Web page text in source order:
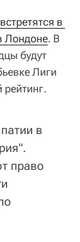
в
Лондоне. В
будут
Лиги
в
право